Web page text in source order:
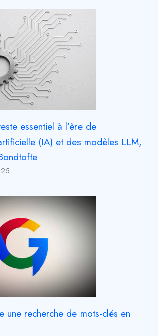
essentiel à l’ère de
(IA) et des modèles LLM,
une recherche de mots-clés en